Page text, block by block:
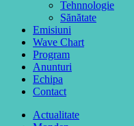
Tehnnologie
Sănătate
Emisiuni
Wave Chart
Program
Anunturi
Echipa
Contact
Actualitate